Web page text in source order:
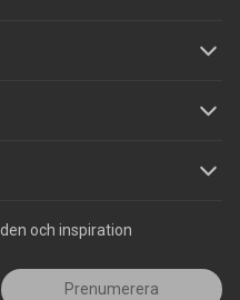
och inspiration
Prenumerera